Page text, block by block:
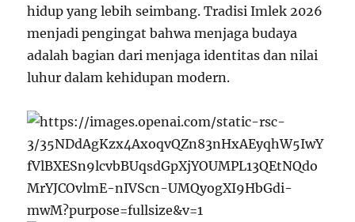
hidup yang lebih seimbang. Tradisi Imlek 2026
menjadi pengingat bahwa menjaga budaya
adalah bagian dari menjaga identitas dan nilai
luhur dalam kehidupan modern.